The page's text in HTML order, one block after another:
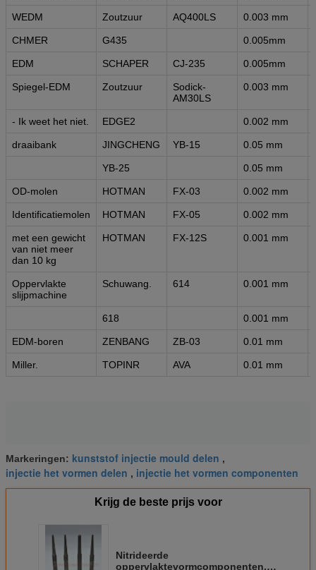
WEDM Zoutzuur AQ400LS 0.003 mm
CHMER G435 0.005mm
EDM SCHAPER CJ-235 0.005mm
Spiegel-EDM Zoutzuur
Sodick-
AM30LS
0.003 mm
- Ik weet het niet. EDGE2 0.002 mm
draaibank JINGCHENG YB-15 0.05 mm
YB-25 0.05 mm
OD-molen HOTMAN FX-03 0.002 mm
Identificatiemolen HOTMAN FX-05 0.002 mm
met een gewicht
van niet meer
dan 10 kg
HOTMAN FX-12S 0.001 mm
Oppervlakte
slijpmachine
Schuwang. 614 0.001 mm
618 0.001 mm
EDM-boren ZENBANG ZB-03 0.01 mm
Miller. TOPINR AVA 0.01 mm
Markeringen: kunststof injectie mould delen ,
injectie het vormen delen , injectie het vormen componenten
Krijg de beste prijs voor
Nitrideerde
oppervlaktevormcomponenten.